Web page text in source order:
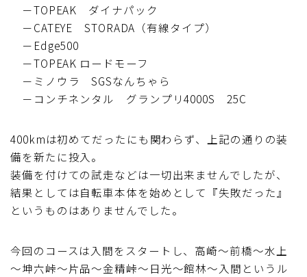
ブルベレポート2018
ブルベレポート2017
ブルベレポート2016
ブルべレポート2015
ブルべレポート2014
ブルべレポート2013
ブルべレポート2012
－TOPEAK ダイナパック
－CATEYE STORADA（有線タイプ）
－Edge500
－TOPEAK ロードモーフ
－ミノウラ SGSなんちゃら
－コンチネンタル グランプリ4000S 25C
400kmは初めてだったにも関わらず、上記の通りの装
備を新たに投入。
装備を付けての試走などは一切出来ませんでしたが、
結果としては自転車本体を始めとして『失敗だった』
というものはありませんでした。
今回のコースは入間をスタートし、高崎～前橋～水上
～坤六峠～片品～金精峠～日光～館林～入間というル